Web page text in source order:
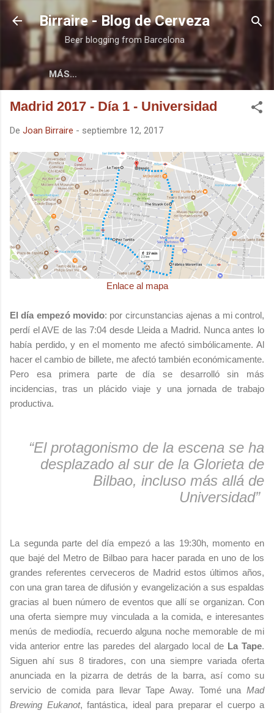
Ir al contenido principal
Birraire - Blog de Cerveza
Beer blogging from Barcelona
MÁS…
Madrid 2017 - Día 1 - Universidad
De Joan Birraire - septiembre 12, 2017
Enlace al mapa
El día empezó movido: por circunstancias ajenas a mi control,
perdí el AVE de las 7:04 desde Lleida a Madrid. Nunca antes lo
había perdido, y en el momento me afectó simbólicamente. Al
hacer el cambio de billete, me afectó también económicamente.
Pero esa primera parte de día se desarrolló sin más
incidencias, tras un plácido viaje y una jornada de trabajo
productiva.
“El protagonismo de la escena se ha
desplazado al sur de la Glorieta de
Bilbao, incluso más allá de
Universidad”
La segunda parte del día empezó a las 19:30h, momento en
que bajé del Metro de Bilbao para hacer parada en uno de los
grandes referentes cerveceros de Madrid estos últimos años,
con una gran tarea de difusión y evangelización a sus espaldas
gracias al buen número de eventos que allí se organizan. Con
una oferta siempre muy vinculada a la comida, e interesantes
menús de mediodía, recuerdo alguna noche memorable de mi
vida anterior entre las paredes del alargado local de La Tape.
Siguen ahí sus 8 tiradores, con una siempre variada oferta
anunciada en la pizarra de detrás de la barra, así como su
servicio de comida para llevar Tape Away. Tomé una Mad
Brewing Eukanot, fantástica, ideal para preparar el cuerpo a